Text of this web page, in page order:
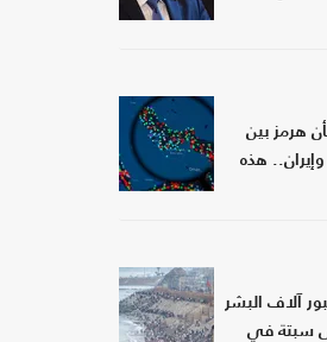
هرمز بين
وإيران.. هذه
آلاف البشر
سبتة في